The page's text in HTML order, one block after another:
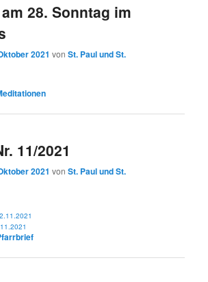
28. Sonntag im
2021 vonSt. Paul und St.
11/2021
2021 vonSt. Paul und St.